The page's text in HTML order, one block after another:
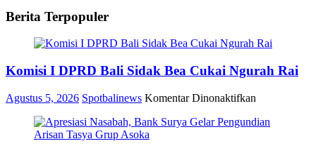
Unggul
Kurikulum
Berita Terpopuler
Komisi I DPRD Bali Sidak Bea Cukai Ngurah Rai
Agustus 5, 2026 Spotbalinews Komentar Dinonaktifkan
I